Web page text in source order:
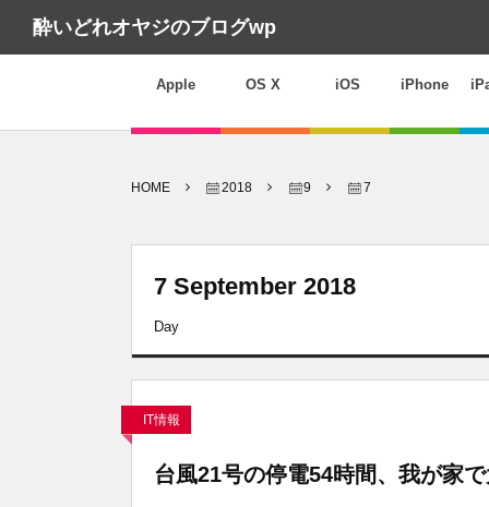
酔いどれオヤジのブログwp
Apple OS X iOS iPhone
HOME 2018 9 7
7 September 2018
Day
IT情報
台風21号の停電54時間、我が家